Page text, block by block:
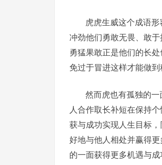
虎虎生威这个成语
冲劲他们勇敢无畏、敢
勇猛果敢正是他们的长
免过于冒进这样才能做到
然而虎也有孤独的
人合作取长补短在保持
获与成功实现人生目标
好地与他人相处并赢得
的一面获得更多机遇与